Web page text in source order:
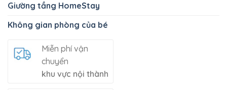
Giường tầng HomeStay
Không gian phòng của bé
Miễn phí vận
chuyển
khu vực nội thành